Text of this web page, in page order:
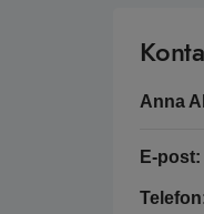
Anna
E-post: